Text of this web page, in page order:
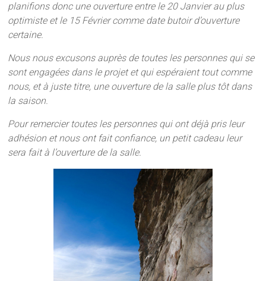
planifions donc une ouverture entre le 20 Janvier au plus
optimiste et le 15 Février comme date butoir d’ouverture
certaine.
Nous nous excusons auprès de toutes les personnes qui se
sont engagées dans le projet et qui espéraient tout comme
nous, et à juste titre, une ouverture de la salle plus tôt dans
la saison.
Pour remercier toutes les personnes qui ont déjà pris leur
adhésion et nous ont fait confiance, un petit cadeau leur
sera fait à l’ouverture de la salle.